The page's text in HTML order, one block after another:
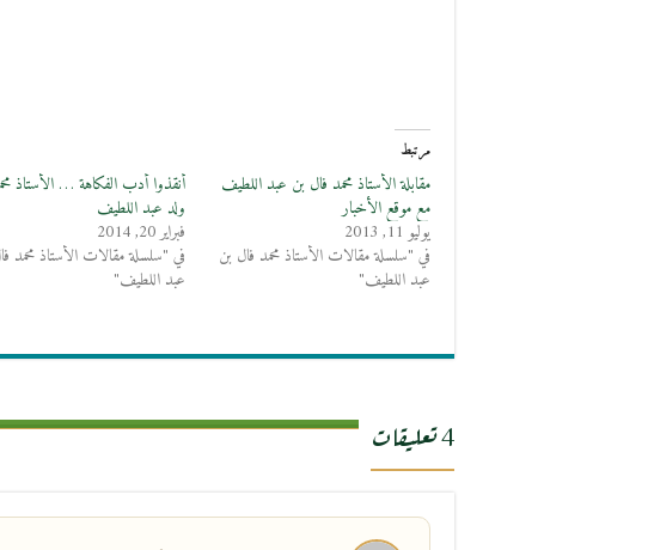
مرتبط
مقابلة الأستاذ محمد فال بن عبد اللطيف
مع موقع الأخبار
يوليو 11, 2013
في "سلسلة مقالات الأستاذ محمد فال بن
عبد اللطيف"
أنقذوا أدب الفكاهة … الأستاذ
ولد عبد اللطيف
فبراير 20, 2014
في "سلسلة مقالات الأستاذ محمد
عبد اللطيف"
4 تعليقات